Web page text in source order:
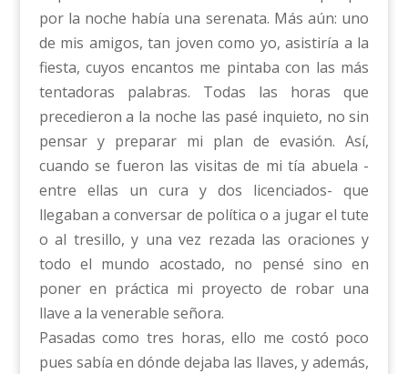
por la noche había una serenata. Más aún: uno
de mis amigos, tan joven como yo, asistiría a la
fiesta, cuyos encantos me pintaba con las más
tentadoras palabras. Todas las horas que
precedieron a la noche las pasé inquieto, no sin
pensar y preparar mi plan de evasión. Así,
cuando se fueron las visitas de mi tía abuela -
entre ellas un cura y dos licenciados- que
llegaban a conversar de política o a jugar el tute
o al tresillo, y una vez rezada las oraciones y
todo el mundo acostado, no pensé sino en
poner en práctica mi proyecto de robar una
llave a la venerable señora.
Pasadas como tres horas, ello me costó poco
pues sabía en dónde dejaba las llaves, y además,